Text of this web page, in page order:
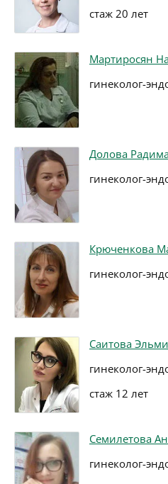
стаж 20 лет
Мартиросян
гинеколог-
Долова
гинеколог-
Крюченкова
гинеколог-
Саитова
гинеколог-
стаж 12 лет
Семилетова
гинеколог-